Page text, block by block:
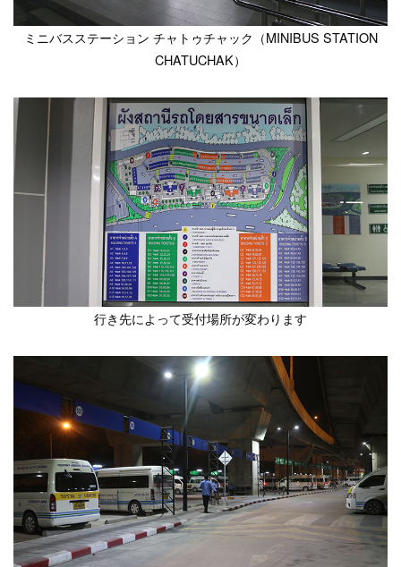
ミニバスステーション チャトゥチャック（MINIBUS STATION
CHATUCHAK）
行き先によって受付場所が変わります